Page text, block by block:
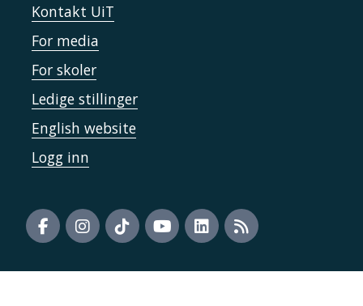
Kontakt UiT
For media
For skoler
Ledige stillinger
English website
Logg inn